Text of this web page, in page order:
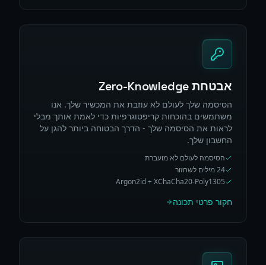
אבטחת Zero-Knowledge
הסיסמה שלך לעולם לא עוזבת את המכשיר שלך. אנו
משתמשים בהוכחות קריפטוגרפיות כדי לאמת אותך מבלי
לראות את הסיסמה שלך - הדרך הבטוחה ביותר להגן על
החשבון שלך.
הסיסמה לעולם לא מועברת
24 מילים לשחזור
Argon2id + XChaCha20-Poly1305
חקור פרטי תכונה